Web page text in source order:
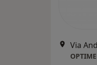
Via